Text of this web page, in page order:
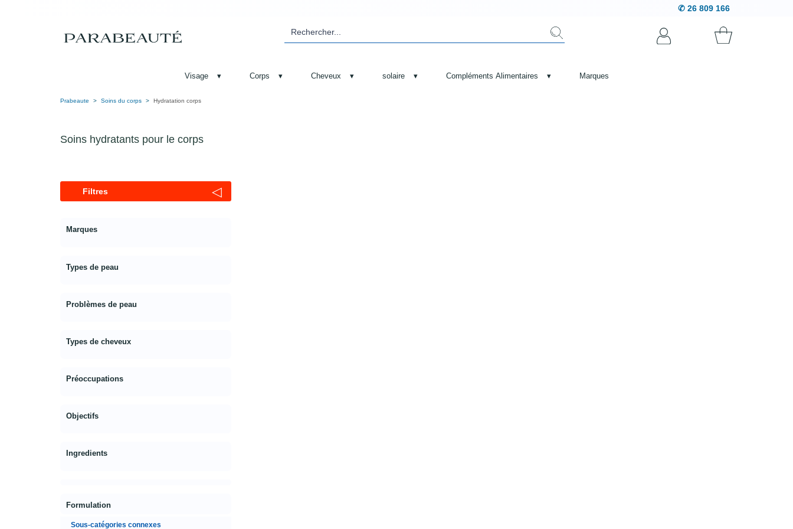
✆ 26 809 166
Visage ▾ Corps ▾ Cheveux ▾ solaire ▾ Compléments Alimentaires ▾ Marques
Prabeaute Soins du corps Hydratation corps
Soins hydratants pour le corps
Filtres ◁
Marques
Types de peau
Problèmes de peau
Types de cheveux
Préoccupations
Objectifs
Ingredients
Formulation
Sous-catégories connexes